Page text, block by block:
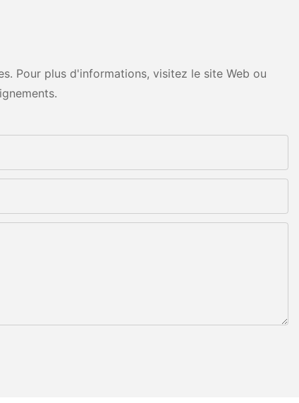
Pour plus d'informations, visitez le site Web ou